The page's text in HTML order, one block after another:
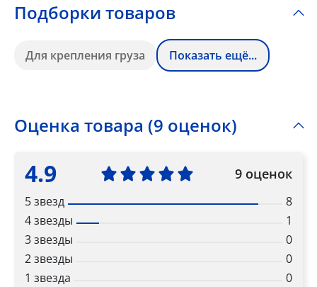
Подборки товаров
Для крепления груза Показать ещё...
Оценка товара (9 оценок)
4.9 9 оценок
5 звезд
8
4 звезды
1
3 звезды
0
2 звезды
0
1 звезда
0